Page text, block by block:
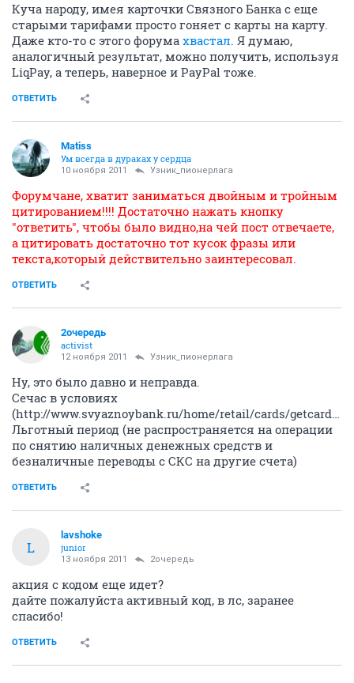
Куча народу, имея карточки Связного Банка с еще
старыми тарифами просто гоняет с карты на карту.
Даже кто-то с этого форума хвастал. Я думаю,
аналогичный результат, можно получить, используя
LiqPay, а теперь, наверное и PayPal тоже.
ОТВЕТИТЬ
Matiss
Ум всегда в дураках у сердца
10 ноября 2011 Узник_пионерлага
Форумчане, хватит заниматься двойным и тройным
цитированием!!!! Достаточно нажать кнопку
"ответить", чтобы было видно,на чей пост отвечаете,
а цитировать достаточно тот кусок фразы или
текста,который действительно заинтересовал.
ОТВЕТИТЬ
2очередь
activist
12 ноября 2011 Узник_пионерлага
Ну, это было давно и неправда.
Сечас в условиях
(http://www.svyaznoybank.ru/home/retail/cards/getcard.aspx):
Льготный период (не распространяется на операции
по снятию наличных денежных средств и
безналичные переводы с СКС на другие счета)
ОТВЕТИТЬ
L
lavshoke
junior
13 ноября 2011 2очередь
акция с кодом еще идет?
дайте пожалуйста активный код, в лс, заранее
спасибо!
ОТВЕТИТЬ